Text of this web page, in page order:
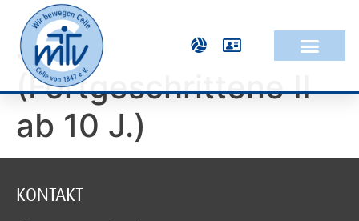
Judo
(Fortgeschrittene II
ab 10 J.)
KONTAKT